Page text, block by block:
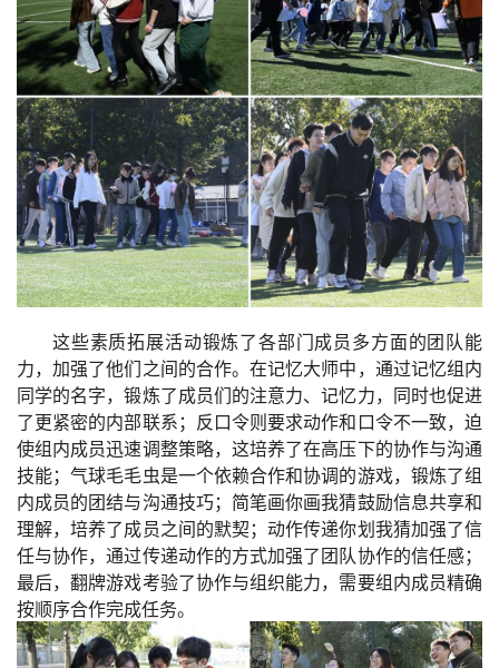
这些素质拓展活动锻炼了各部门成员多方面的团队能
力，加强了他们之间的合作。在记忆大师中，通过记忆组内
同学的名字，锻炼了成员们的注意力、记忆力，同时也促进
了更紧密的内部联系；反口令则要求动作和口令不一致，迫
使组内成员迅速调整策略，这培养了在高压下的协作与沟通
技能；气球毛毛虫是一个依赖合作和协调的游戏，锻炼了组
内成员的团结与沟通技巧；简笔画你画我猜鼓励信息共享和
理解，培养了成员之间的默契；动作传递你划我猜加强了信
任与协作，通过传递动作的方式加强了团队协作的信任感；
最后，翻牌游戏考验了协作与组织能力，需要组内成员精确
按顺序合作完成任务。